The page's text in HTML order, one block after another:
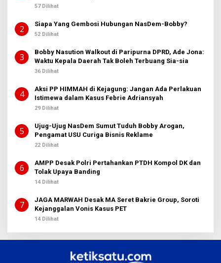
57 Dilihat
2 Siapa Yang Gembosi Hubungan NasDem-Bobby?
52 Dilihat
3
Bobby Nasution Walkout di Paripurna DPRD, Ade Jona:
Waktu Kepala Daerah Tak Boleh Terbuang Sia-sia
36 Dilihat
4
Aksi PP HIMMAH di Kejagung: Jangan Ada Perlakuan
Istimewa dalam Kasus Febrie Adriansyah
29 Dilihat
5
Ujug-Ujug NasDem Sumut Tuduh Bobby Arogan,
Pengamat USU Curiga Bisnis Reklame
22 Dilihat
6
AMPP Desak Polri Pertahankan PTDH Kompol DK dan
Tolak Upaya Banding
14 Dilihat
7
JAGA MARWAH Desak MA Seret Bakrie Group, Soroti
Kejanggalan Vonis Kasus PET
14 Dilihat